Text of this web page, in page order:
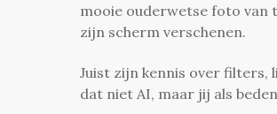
mooie ouderwetse foto van
zijn scherm verschenen.
Juist zijn kennis over filters,
dat niet AI, maar jij als